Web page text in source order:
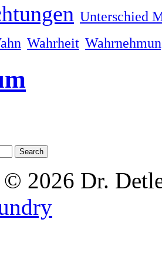
Unterschied
Wahrheit
2026 Dr.